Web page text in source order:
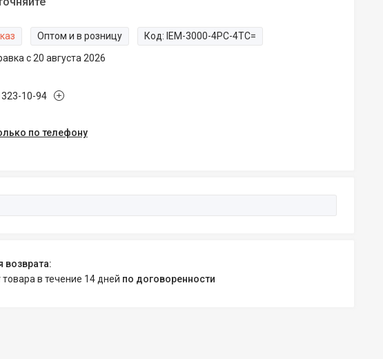
Оптом и в розницу Код: IEM-3000-4PC-4TC=
с 20 августа 2026
323-10-94
по телефону
товара в течение 14 дней по договоренности